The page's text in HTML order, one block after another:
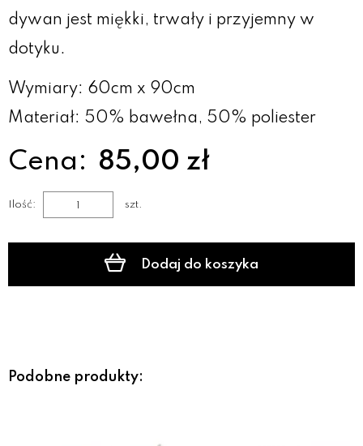
dywan jest miękki, trwały i przyjemny w
dotyku.
Wymiary: 60cm x 90cm
Materiał: 50% bawełna, 50% poliester
Cena: 85,00 zł
Ilość: szt.
Dodaj do koszyka
Podobne produkty: